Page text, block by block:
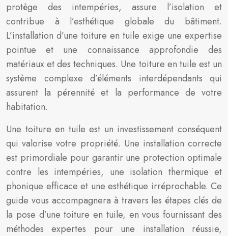
protège des intempéries, assure l’isolation et
contribue à l’esthétique globale du bâtiment.
L’installation d’une toiture en tuile exige une expertise
pointue et une connaissance approfondie des
matériaux et des techniques. Une toiture en tuile est un
système complexe d’éléments interdépendants qui
assurent la pérennité et la performance de votre
habitation.
Une toiture en tuile est un investissement conséquent
qui valorise votre propriété. Une installation correcte
est primordiale pour garantir une protection optimale
contre les intempéries, une isolation thermique et
phonique efficace et une esthétique irréprochable. Ce
guide vous accompagnera à travers les étapes clés de
la pose d’une toiture en tuile, en vous fournissant des
méthodes expertes pour une installation réussie,